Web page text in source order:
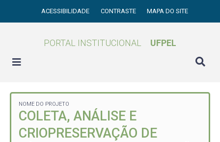
ACESSIBILIDADE CONTRASTE MAPA DO SITE
PORTAL INSTITUCIONAL UFPEL
NOME DO PROJETO
COLETA, ANÁLISE E
CRIOPRESERVAÇÃO DE